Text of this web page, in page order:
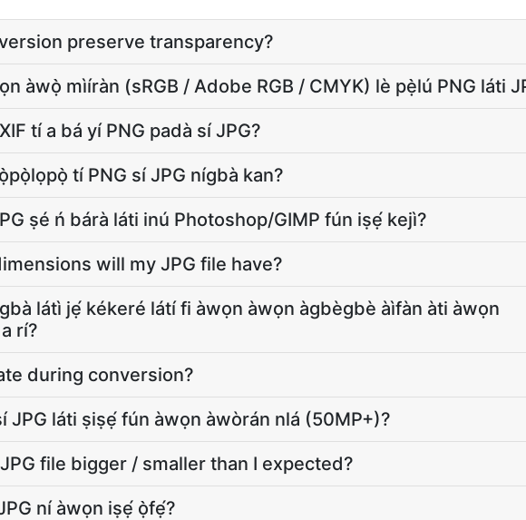
preserve transparency?
àwọ̀ mìíràn (sRGB / Adobe RGB / CMYK) lè pẹ̀lú PNG láti
tí a bá yí PNG padà sí JPG?
tí PNG sí JPG nígbà kan?
ṣé ń bárà láti inú Photoshop/GIMP fún iṣẹ́ kejì?
will my JPG file have?
látì jẹ́ kékeré látí fi àwọn àwọn àgbègbè àìfàn àti àwọn
rí?
during conversion?
JPG láti ṣiṣẹ́ fún àwọn àwòrán nlá (50MP+)?
file bigger / smaller than I expected?
ní àwọn iṣẹ́ ọ̀fẹ́?